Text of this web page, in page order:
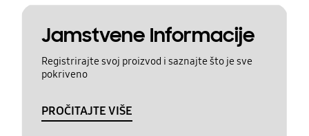
Jamstvene Informacije
Registrirajte svoj proizvod i saznajte što je sve
pokriveno
PROČITAJTE VIŠE